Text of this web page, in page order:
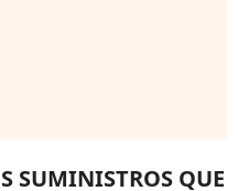
SUMINISTROS QUE